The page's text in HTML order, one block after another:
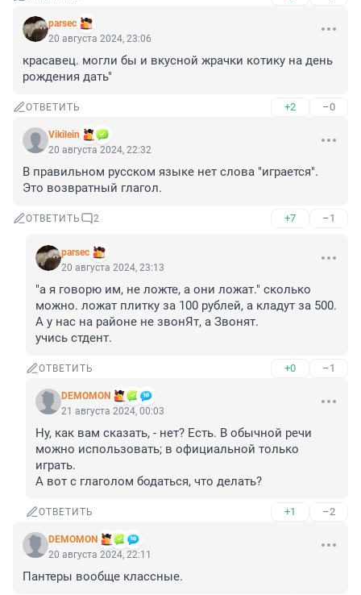
parsec
20 августа 2024, 23:06
красавец. могли бы и вкусной жрачки котику на день
рождения дать"
ОТВЕТИТЬ +2 –0
Vikilein
20 августа 2024, 22:32
В правильном русском языке нет слова "играется".
Это возвратный глагол.
ОТВЕТИТЬ 2 +7 –1
parsec
20 августа 2024, 23:13
"а я говорю им, не ложте, а они ложат." сколько
можно. ложат плитку за 100 рублей, а кладут за 500.
А у нас на районе не звонЯт, а Звонят.
учись стдент.
ОТВЕТИТЬ +0 –1
DEMOMON
21 августа 2024, 00:03
Ну, как вам сказать, - нет? Есть. В обычной речи
можно использовать; в официальной только
играть.
А вот с глаголом бодаться, что делать?
ОТВЕТИТЬ +1 –2
DEMOMON
20 августа 2024, 22:11
Пантеры вообще классные.